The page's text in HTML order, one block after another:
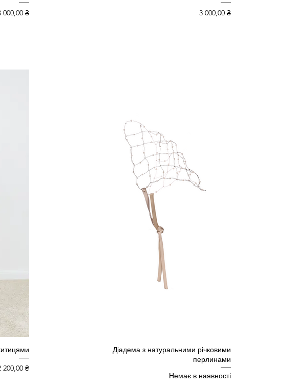
000,00 ₴
Ціна
3 000,00 ₴
200,00 ₴
Діадема з натуральними річковими
перлинами
Немає в наявності